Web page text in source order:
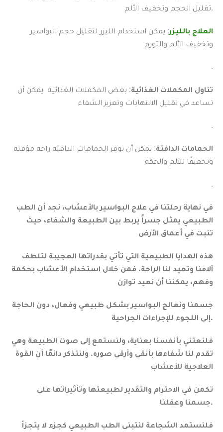
تقليل الحجم وتخفيف الألم.
العلاج بالليزر: يمكن استخدام الليزر لتقليل حجم البواسير
وتخفيف الألم والتورم
.
تناول المكملات الغذائية: بعض المكملات الغذائية يمكن أن
تساعد في تقليل الالتهابات وتعزيز الشفاء
.
الحمامات الدافئة: يمكن أن توفر الحمامات الدافئة راحة مؤقتة
وتخفيفًا للألم والحكة
.
في نهاية رحلتنا في علاج البواسير بالأعشاب، نجد أن الطب
الطبيعي يمثل جسراً يربط بين الطبيعة والشفاء، حيث
تنبت في أعماق الأرض
هذه الهدايا الطبيعية التي تأتي بقدراتها العجيبة لتلطف
آلامنا وتعيد لنا الراحة. فمن خلال استخدام الأعشاب بحكمة
وفهم، يمكننا أن نعيد توازن
جسمنا ونعالج البواسير بشكل طبيعي وفعال، دون الحاجة
إلى اللجوء للإجراءات الجراحية.
فلنعتني بأنفسنا بعناية، ولنستمع إلى صوت الطبيعة وهي
تقدم لنا شفاءها بأنقى وأرقى صوره. ولنتذكر دائمًا أن القوة
العلاجية للأعشاب
تكمن في الاحترام والتقدير لطبيعتها وتأثيراتها على
جسمنا وعقلنا.
فلنستمد الشجاعة لنتبنى الطب الطبيعي كجزء لا يتجزأ